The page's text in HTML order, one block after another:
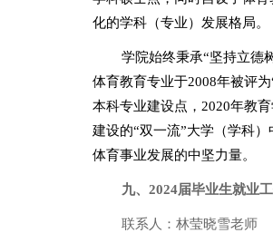
化的学科（专业）发展格局。
学院始终秉承“坚持立德
体育教育专业于2008年被评
本科专业建设点， 2020年教
建设的“双一流”大学（学科
体育事业发展的中坚力量。
九、2024届毕业生就业
联系人：林莹晓雪老师